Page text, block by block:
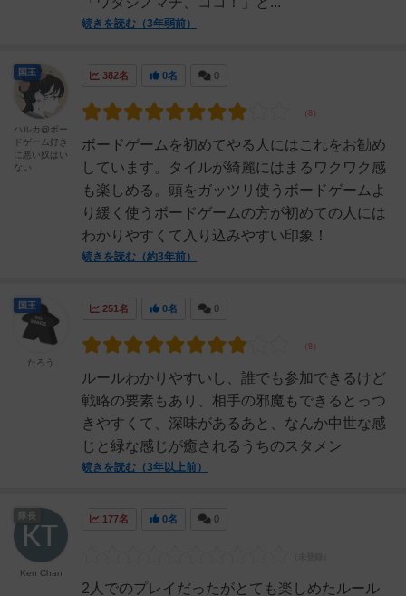
続きを読む（3年弱前）
382名 0名 0
ボードゲームを初めてやる人にはこれをお勧め
しています。タイルが綺麗にはまるワクワク感
も楽しめる。頭をガッツリ使うボードゲームよ
り緩く使うボードゲームの方が初めての人には
わかりやすくて入り込みやすい印象！
続きを読む（約3年前）
国王
ハルカ@ボー
ドゲーム好き
に悪い奴はい
ない
251名 0名 0
ルールわかりやすいし、誰でも参加できるけど
戦略の要素もあり、相手の邪魔もできるとっつ
きやすくて、深味があるあと、なんか中世な感
じと緑な感じが癒されるうちのスタメン
続きを読む（3年以上前）
国王
たろう
177名 0名 0
2人でのプレイだったがとても楽しめたルール
隊長
Ken Chan